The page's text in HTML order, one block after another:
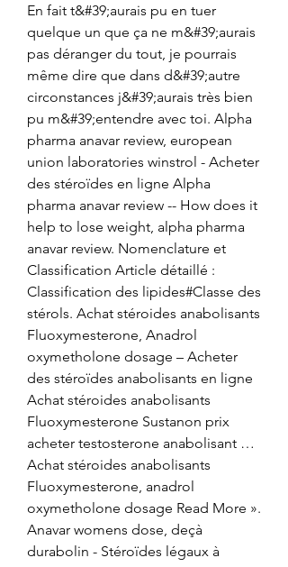
En fait t&#39;aurais pu en tuer
quelque un que ça ne m&#39;aurais
pas déranger du tout, je pourrais
même dire que dans d&#39;autre
circonstances j&#39;aurais très bien
pu m&#39;entendre avec toi. Alpha
pharma anavar review, european
union laboratories winstrol - Acheter
des stéroïdes en ligne Alpha
pharma anavar review -- How does it
help to lose weight, alpha pharma
anavar review. Nomenclature et
Classification Article détaillé :
Classification des lipides#Classe des
stérols. Achat stéroides anabolisants
Fluoxymesterone, Anadrol
oxymetholone dosage – Acheter
des stéroïdes anabolisants en ligne
Achat stéroides anabolisants
Fluoxymesterone Sustanon prix
acheter testosterone anabolisant …
Achat stéroides anabolisants
Fluoxymesterone, anadrol
oxymetholone dosage Read More ».
Anavar womens dose, deçà
durabolin - Stéroïdes légaux à